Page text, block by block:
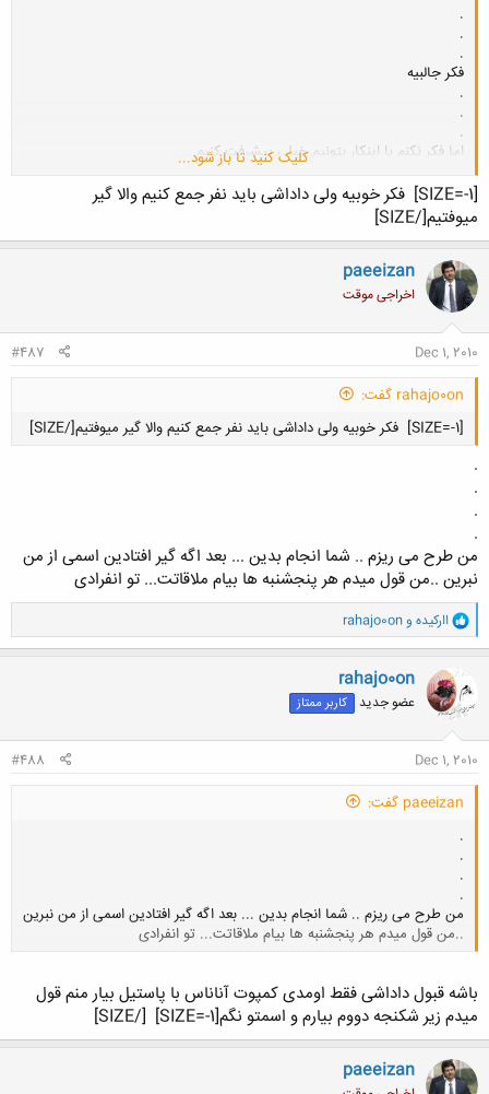
.
.
.
فکر جالبیه
.
.
.
اما فکر نکنم با اینکار بتونیم خیلی پیشرفت کنیم ...
آبجی بیا بزنیم تو کار بانک و اینحرفا ...... پایه ای .
کلیک کنید تا باز شود...
[SIZE=-1]
فکر خوبیه ولی داداشی باید نفر جمع کنیم والا گیر
میوفتیم[/SIZE]
paeeizan
اخراجی موقت
Dec 1, 2010
#487
rahajo0on گفت:
[SIZE=-1]
فکر خوبیه ولی داداشی باید نفر جمع کنیم والا گیر میوفتیم[/SIZE]
کلیک کنید تا باز شود...
.
.
.
.
من طرح می ریزم .. شما انجام بدین ... بعد اگه گیر افتادین اسمی از من
نبرین ..من قول میدم هر پنجشنبه ها بیام ملاقاتت... تو انفرادی
و
ا
ک
ن
ش
ه
ا
اارکیده وrahajo0on
rahajo0on
عضو جدید کاربر ممتاز
Dec 1, 2010
#488
paeeizan گفت:
.
.
.
.
من طرح می ریزم .. شما انجام بدین ... بعد اگه گیر افتادین اسمی از من نبرین
..من قول میدم هر پنجشنبه ها بیام ملاقاتت... تو انفرادی
کلیک کنید تا باز شود...
باشه قبول داداشی فقط اومدی کمپوت آناناس با پاستیل بیار منم قول
میدم زیر شکنجه دووم بیارم و اسمتو نگم[SIZE=-1]
[/SIZE]
paeeizan